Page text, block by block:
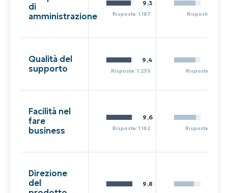
di
amministrazione
9,3
Risposte: 1.187 Risposte: 71
Qualità del
supporto
9,4
Risposte: 1.253 Risposte: 75
Facilità nel
fare
business
9,6
Risposte: 1.162 Risposte: 68
Direzione
del
9,8